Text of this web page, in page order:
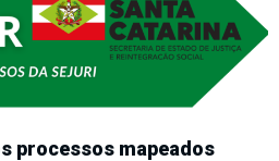
processos mapeados